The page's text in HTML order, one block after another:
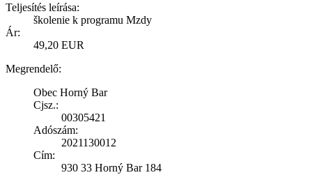
Teljesítés leírása:
školenie k programu Mzdy
Ár:
49,20 EUR
Megrendelő:
Obec Horný Bar
Cjsz.:
00305421
Adószám:
2021130012
Cím:
930 33 Horný Bar 184